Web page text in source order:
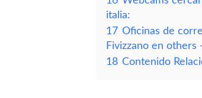
italia:
17 Oficinas de
Fivizzano en others
18 Contenido